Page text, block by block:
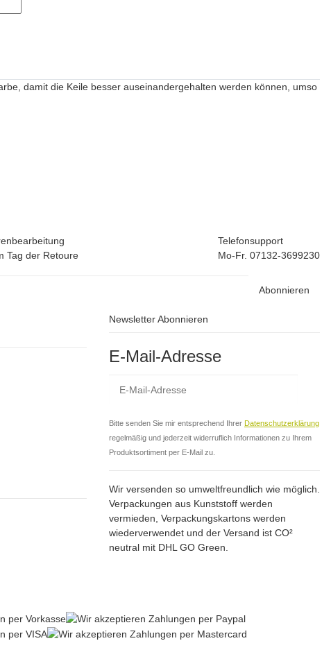
damit die Keile besser auseinandergehalten werden können, umso
Tag der Retoure
Telefonsupport
Mo-Fr. 07132-3699230
Abonnieren
Newsletter Abonnieren
E-Mail-Adresse
Bitte senden Sie mir entsprechend Ihrer Datenschutzerklärung
regelmäßig und jederzeit widerruflich Informationen zu Ihrem
Produktsortiment per E-Mail zu.
Wir versenden so umweltfreundlich wie möglich.
Verpackungen aus Kunststoff werden
vermieden, Verpackungskartons werden
wiederverwendet und der Versand ist CO²
neutral mit DHL GO Green.